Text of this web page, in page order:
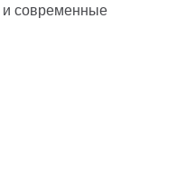
и современные